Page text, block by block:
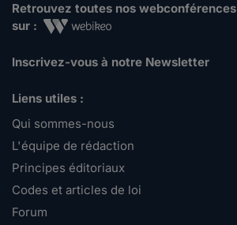
Retrouvez toutes nos webconférences
sur :
Inscrivez-vous à notre Newsletter
Liens utiles :
Qui sommes-nous
L'équipe de rédaction
Principes éditoriaux
Codes et articles de loi
Forum